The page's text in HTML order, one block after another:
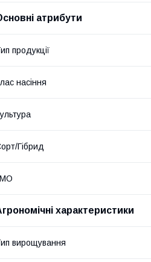
атрибути
продукції
насіння
Гібрид
характеристики
вирощування